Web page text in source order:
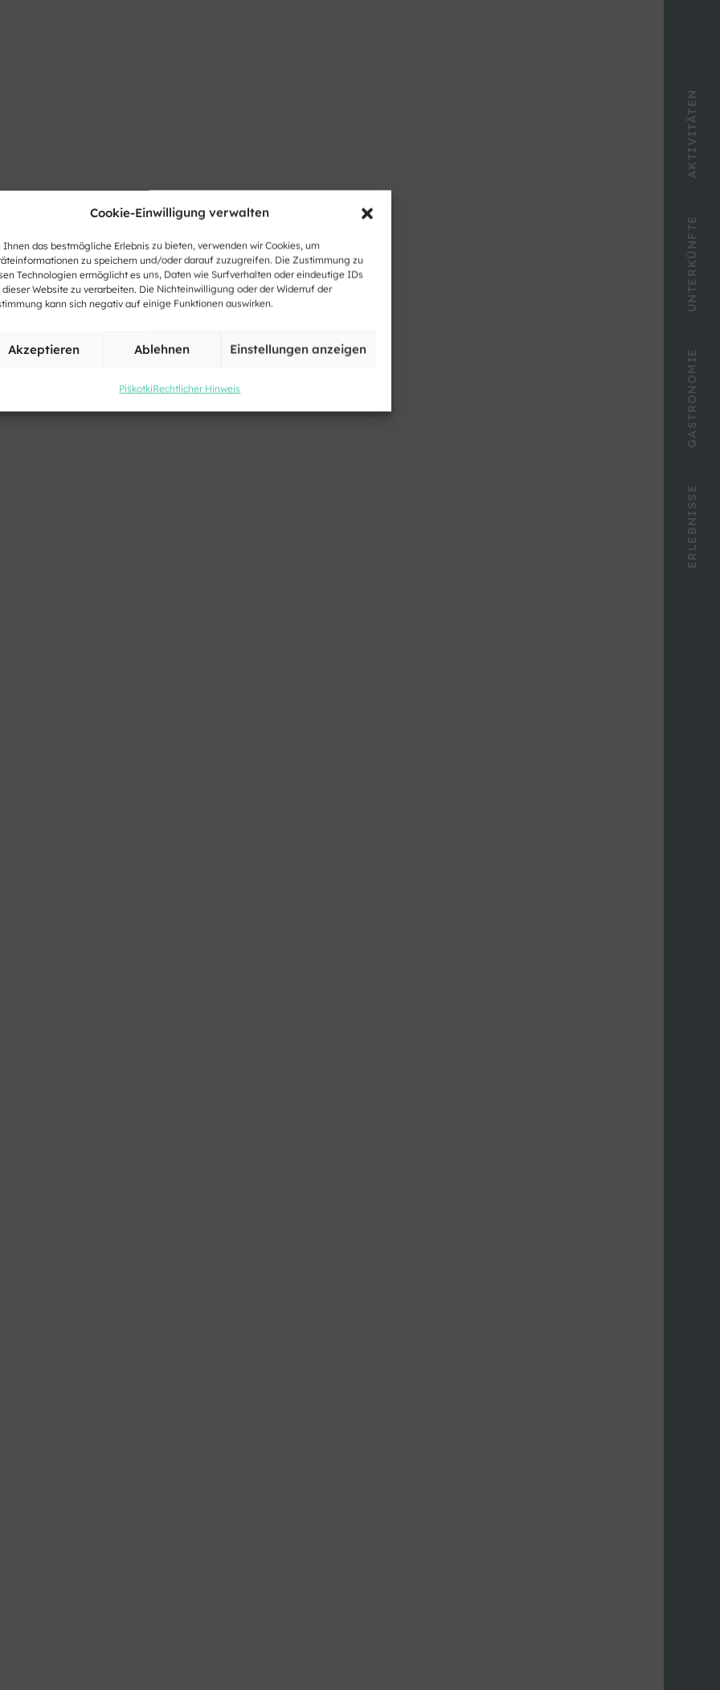
Cookie-Einwilligung verwalten
Ihnen das bestmögliche Erlebnis zu bieten, verwenden wir Cookies, um
zu speichern und/oder darauf zuzugreifen. Die Zustimmung zu
Technologien ermöglicht es uns, Daten wie Surfverhalten oder eindeutige IDs
Website zu verarbeiten. Die Nichteinwilligung oder der Widerruf der
kann sich negativ auf einige Funktionen auswirken.
Akzeptieren Ablehnen Einstellungen anzeigen
PiškotkiRechtlicher Hinweis
ERLEBNISSE
GASTRONOMIE
UNTERKÜNFTE
AKTIVITÄTEN